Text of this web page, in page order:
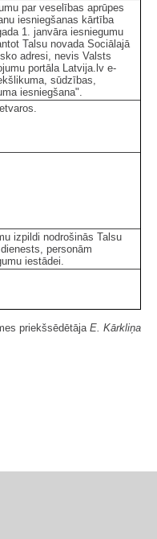
par veselības aprūpes
iesniegšanas kārtība
1. janvāra iesniegumu
Talsu novada Sociālajā
adresi, nevis Valsts
portāla Latvija.lv e-
sūdzības,
iesniegšana".
izpildi nodrošinās Talsu
personām
iestādei.
priekšsēdētāja E. Kārkliņa